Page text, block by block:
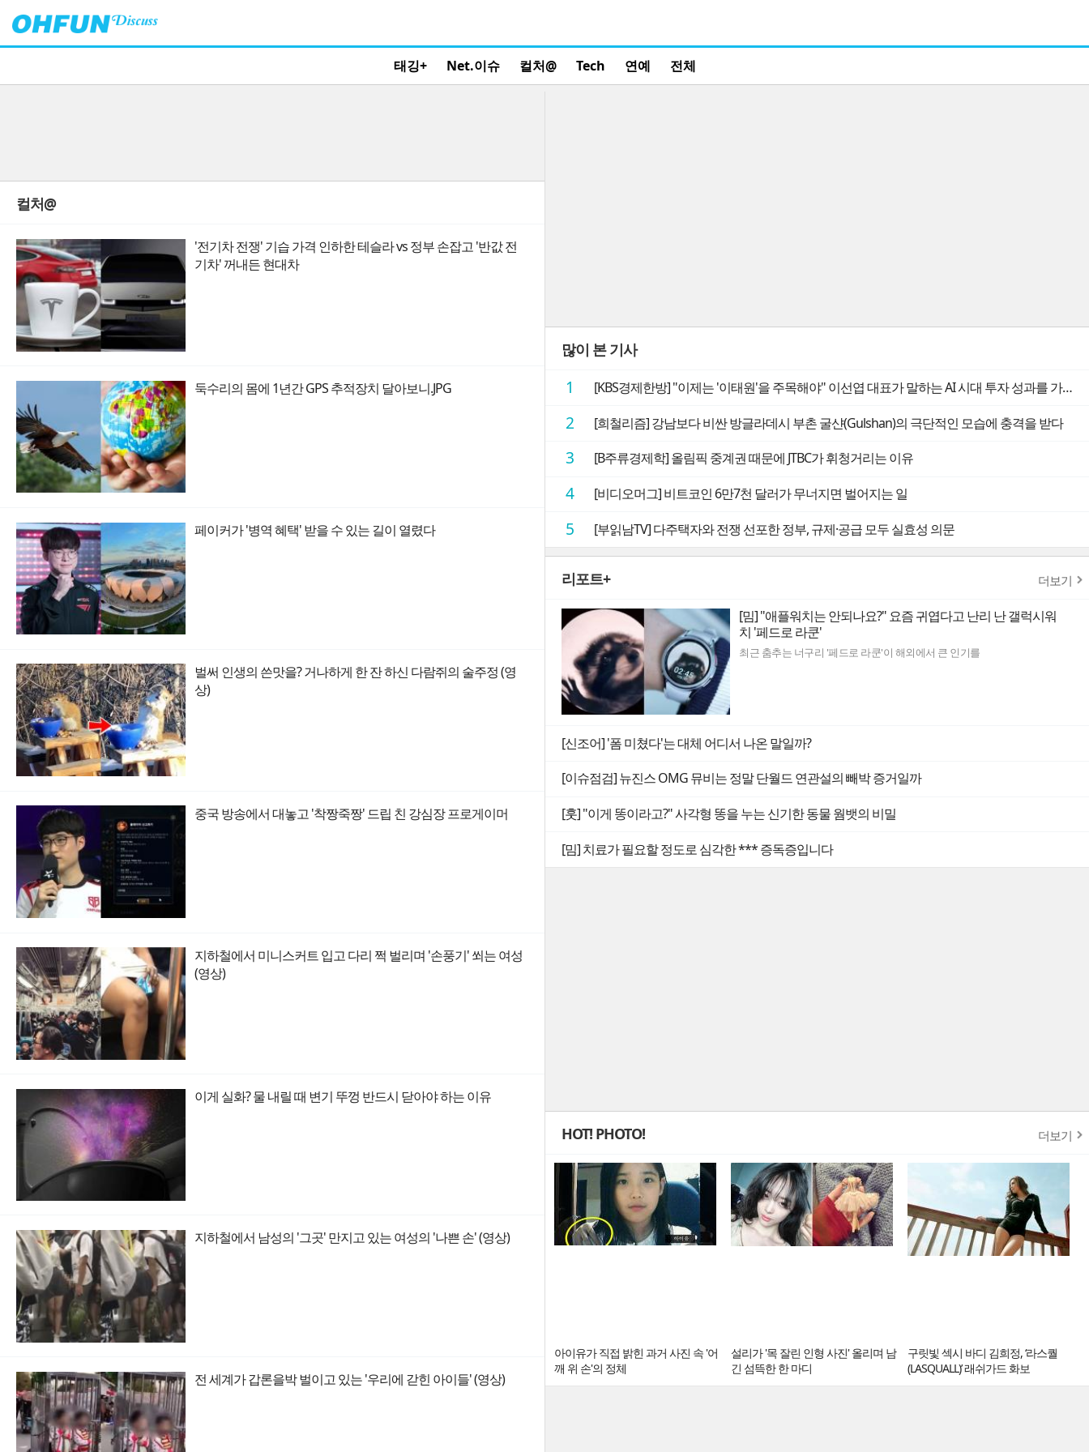
태깅+ Net.이슈 컬처@ Tech 연예 전체
컬처@
'전기차 전쟁' 기습 가격 인하한 테슬라 vs 정부 손잡고 '반값 전
기차' 꺼내든 현대차
둑수리의 몸에 1년간 GPS 추적장치 달아보니.JPG
페이커가 '병역 혜택' 받을 수 있는 길이 열렸다
벌써 인생의 쓴맛을? 거나하게 한 잔 하신 다람쥐의 술주정 (영
상)
중국 방송에서 대놓고 '착짱죽짱' 드립 친 강심장 프로게이머
지하철에서 미니스커트 입고 다리 쩍 벌리며 '손풍기' 쐬는 여성
(영상)
이게 실화? 물 내릴 때 변기 뚜껑 반드시 닫아야 하는 이유
지하철에서 남성의 '그곳' 만지고 있는 여성의 '나쁜 손' (영상)
전 세계가 갑론을박 벌이고 있는 '우리에 갇힌 아이들' (영상)
많이 본 기사
1 [KBS경제한방] "이제는 '이태원'을 주목해야" 이선엽 대표가 말하는 AI 시대 투자 성과를 가르는 지점들
2 [희철리즘] 강남보다 비싼 방글라데시 부촌 굴샨(Gulshan)의 극단적인 모습에 충격을 받다
3 [B주류경제학] 올림픽 중계권 때문에 JTBC가 휘청거리는 이유
4 [비디오머그] 비트코인 6만7천 달러가 무너지면 벌어지는 일
5 [부읽남TV] 다주택자와 전쟁 선포한 정부, 규제·공급 모두 실효성 의문
리포트+ 더보기
[밈] "애플워치는 안되나요?" 요즘 귀엽다고 난리 난 갤럭시워
치 '페드로 라쿤'
최근 춤추는 너구리 '페드로 라쿤'이 해외에서 큰 인기를
[신조어] '폼 미쳤다'는 대체 어디서 나온 말일까?
[이슈점검] 뉴진스 OMG 뮤비는 정말 단월드 연관설의 빼박 증거일까
[훗] "이게 똥이라고?" 사각형 똥을 누는 신기한 동물 웜뱃의 비밀
[밈] 치료가 필요할 정도로 심각한 *** 증독증입니다
HOT! PHOTO! 더보기
아이유가 직접 밝힌 과거 사진 속 '어
깨 위 손'의 정체
설리가 '목 잘린 인형 사진' 올리며 남
긴 섬뜩한 한 마디
구릿빛 섹시 바디 김희정, ‘라스퀄
(LASQUALL)’ 래쉬가드 화보